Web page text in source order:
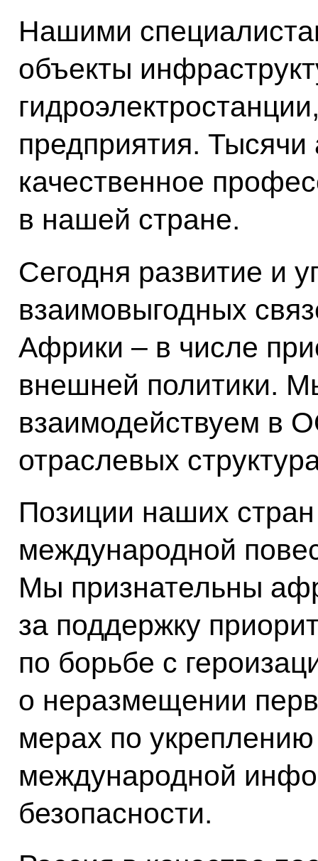
Нашими
объекты
предприятия.
качественное
в нашей стране.
Сегодня развитие и
взаимовыгодных
Африки – в числе
внешней политики.
взаимодействуем в
отраслевых
Позиции наших
международной
Мы признательны
за поддержку
по борьбе с
о неразмещении
мерах по
международной
безопасности.